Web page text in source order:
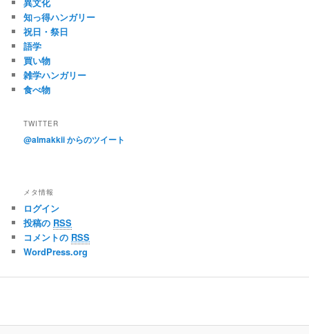
知っ得ハンガリー
祝日・祭日
語学
買い物
雑学ハンガリー
食べ物
TWITTER
@almakkii からのツイート
メタ情報
ログイン
投稿の RSS
コメントの RSS
WordPress.org